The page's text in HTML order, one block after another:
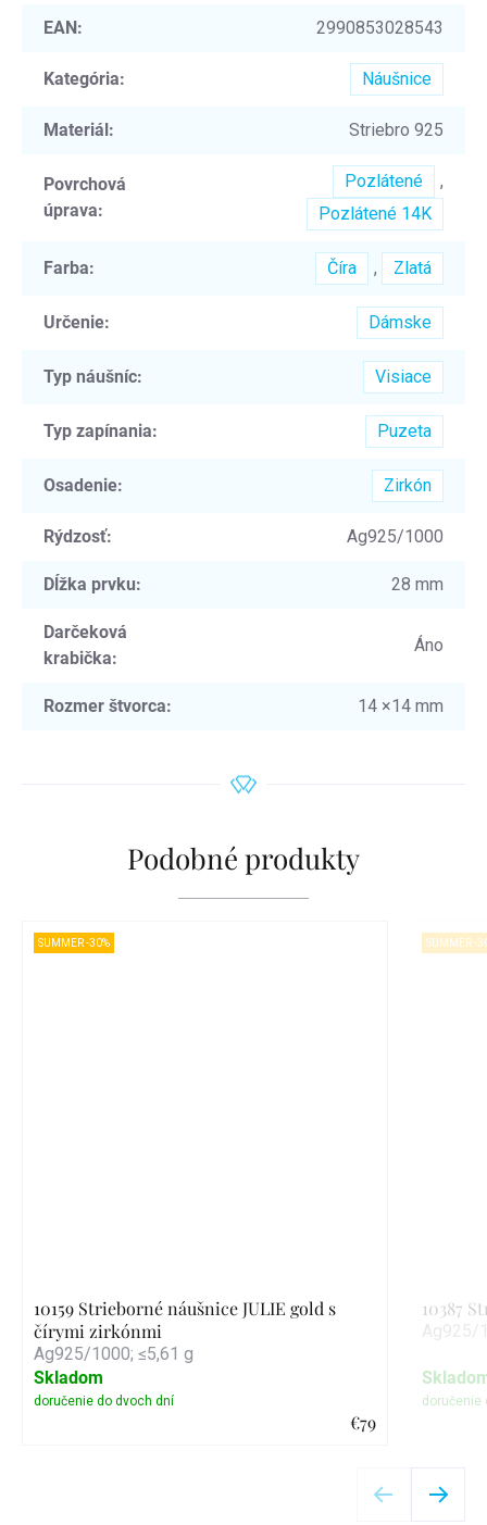
EAN: 2990853028543
Kategória: Náušnice
Materiál: Striebro 925
Povrchová
úprava:
Pozlátené
,
Pozlátené 14K
Farba: Číra , Zlatá
Určenie: Dámske
Typ náušníc: Visiace
Typ zapínania: Puzeta
Osadenie: Zirkón
Rýdzosť: Ag925/1000
Dĺžka prvku: 28 mm
Darčeková
krabička:
Áno
Rozmer štvorca: 14 ×14 mm
Podobné produkty
SUMMER -30%
10159 Strieborné náušnice JULIE gold s
čírymi zirkónmi
Ag925/1000; ≤5,61 g
€79
Skladom
SUMMER -
10387